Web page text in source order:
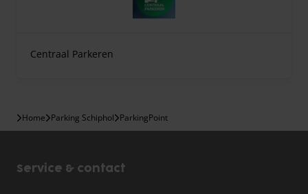
Centraal Parkeren
Home Parking Schiphol ParkingPoint
Service & contact